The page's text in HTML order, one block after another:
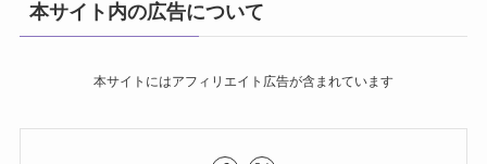
本サイト内の広告について
本サイトにはアフィリエイト広告が含まれています